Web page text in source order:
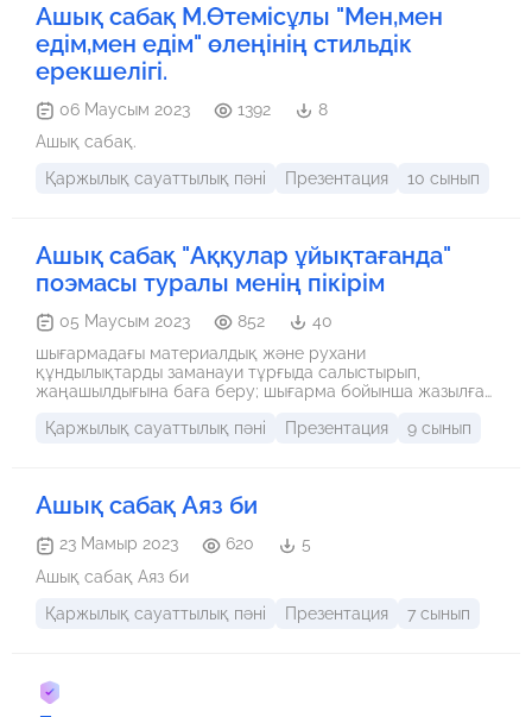
Ашық сабақ М.Өтемісұлы "Мен,мен
едім,мен едім" өлеңінің стильдік
ерекшелігі.
06 Маусым 2023 1392
8
Ашық сабақ.
Қаржылық сауаттылық пәні
Презентация 10 сынып
Ашық сабақ "Аққулар ұйықтағанда"
поэмасы туралы менің пікірім
05 Маусым 2023 852
40
шығармадағы материалдық және рухани
құндылықтарды заманауи тұрғыда салыстырып,
жаңашылдығына баға беру; шығарма бойынша жазылған
жазу
Қаржылық сауаттылық пәні Презентация 9 сынып
Ашық сабақ Аяз би
23 Мамыр 2023 620
5
Ашық сабақ Аяз би
Қаржылық сауаттылық пәні
Презентация 7 сынып